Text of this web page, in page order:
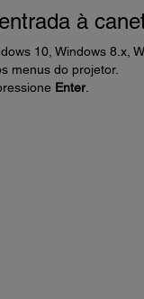
à
10, Windows 8.x,
menus do projetor.
Enter.